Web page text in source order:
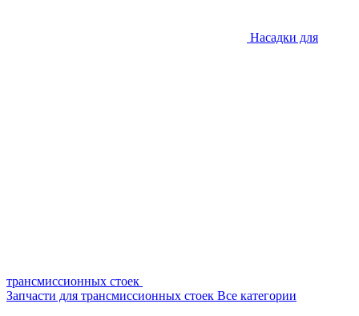
Насадки для
трансмиссионных стоек
Запчасти для трансмиссионных стоек Все категории